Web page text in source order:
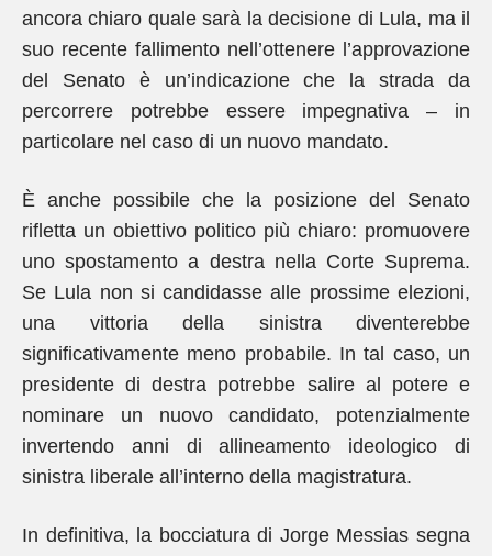
ancora chiaro quale sarà la decisione di Lula, ma il
suo recente fallimento nell’ottenere l’approvazione
del Senato è un’indicazione che la strada da
percorrere potrebbe essere impegnativa – in
particolare nel caso di un nuovo mandato.
È anche possibile che la posizione del Senato
rifletta un obiettivo politico più chiaro: promuovere
uno spostamento a destra nella Corte Suprema.
Se Lula non si candidasse alle prossime elezioni,
una vittoria della sinistra diventerebbe
significativamente meno probabile. In tal caso, un
presidente di destra potrebbe salire al potere e
nominare un nuovo candidato, potenzialmente
invertendo anni di allineamento ideologico di
sinistra liberale all’interno della magistratura.
In definitiva, la bocciatura di Jorge Messias segna